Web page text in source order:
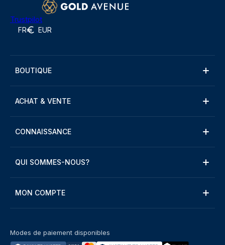
Trustpilot
FR EUR
BOUTIQUE
ACHAT & VENTE
CONNAISSANCE
QUI SOMMES-NOUS?
MON COMPTE
Modes de paiement disponibles